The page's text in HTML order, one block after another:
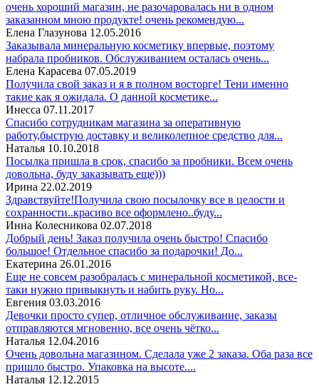
очень хороший магазин, не разочаровалась ни в одном
заказанном мною продукте! очень рекомендую...
Елена Глазунова 12.05.2016
Заказывала минеральную косметику впервые, поэтому
набрала пробников. Обслуживанием осталась очень...
Елена Карасева 07.05.2019
Получила свой заказ и я в полном восторге! Тени именно
такие как я ожидала. О данной косметике...
Инесса 07.11.2017
Спасибо сотрудникам магазина за оперативную
работу,быструю доставку и великолепное средство для...
Наталья 10.10.2018
Посылка пришла в срок, спасибо за пробники. Всем очень
довольна, буду заказывать еще)))
Ирина 22.02.2019
Здравствуйте!Получила свою посылочку все в целости и
сохранности..красиво все оформлено..буду...
Инна Колесникова 02.07.2018
Добрый день! Заказ получила очень быстро! Спасибо
большое! Отдельное спасибо за подарочки! До...
Екатерина 26.01.2016
Еще не совсем разобралась с минеральной косметикой, все-
таки нужно привыкнуть и набить руку. Но...
Евгения 03.03.2016
Девочки просто супер, отличное обслуживание, заказы
отправляются мгновенно, все очень чётко...
Наталья 12.04.2016
Очень довольна магазином. Сделала уже 2 заказа. Оба раза все
пришло быстро. Упаковка на высоте....
Наталья 12.12.2015